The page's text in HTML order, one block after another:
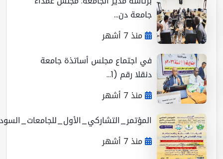
جامعة دن...
منذ 7 أشهر
في اجتماع مجلس أساتذة جامعة
دنقلا رقم (1...
منذ 7 أشهر
المؤتمر_التشاركي_الأول_للجامعات_السوداني...
منذ 7 أشهر